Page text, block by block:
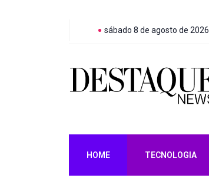
sábado 8 de agosto de 2026
HOME TECNOLOGIA